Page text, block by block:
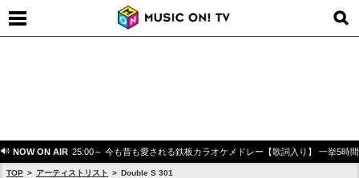
NOW ON AIR 25:00～ 今も昔も愛される鉄板カラオケメドレー【歌詞入り】 一挙5時
TOP アーティストリスト Double S 301